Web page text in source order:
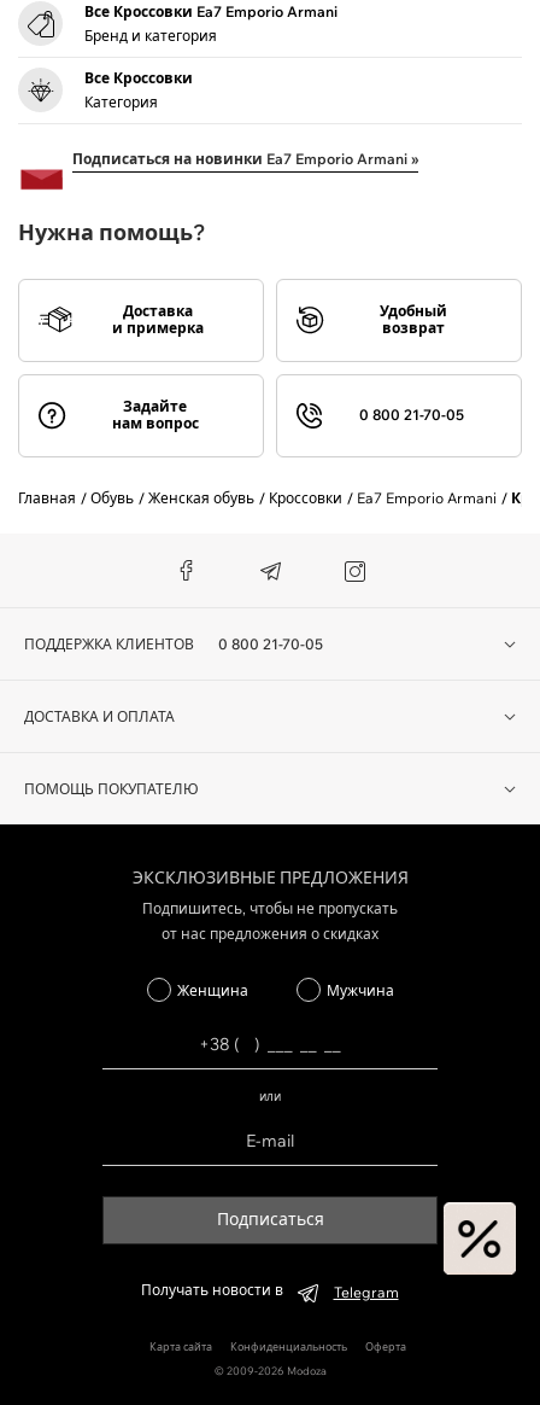
Все Кроссовки Ea7 Emporio Armani
Бренд и категория
Все Кроссовки
Категория
Подписаться на новинки Ea7 Emporio Armani »
Нужна помощь?
Доставка
и примерка
Удобный
возврат
Задайте
нам вопрос
0 800 21-70-05
Главная Обувь Женская обувь Кроссовки Ea7 Emporio Armani
ПОДДЕРЖКА КЛИЕНТОВ 0 800 21-70-05
ДОСТАВКА И ОПЛАТА
ПОМОЩЬ ПОКУПАТЕЛЮ
ЭКСКЛЮЗИВНЫЕ ПРЕДЛОЖЕНИЯ
Подпишитесь, чтобы не пропускать
от нас предложения о скидках
Женщина Мужчина
или
Подписаться
Получать новости в Telegram
Карта сайта Конфиденциальность
Оферта
© 2009-2026 Modoza